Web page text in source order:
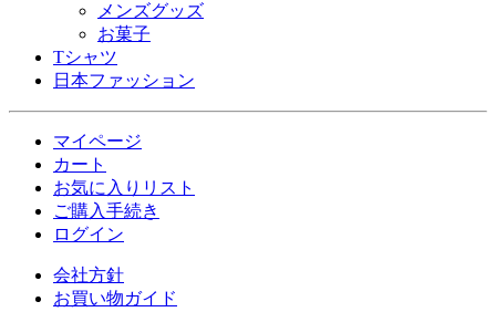
メンズグッズ
お菓子
Tシャツ
日本ファッション
マイページ
カート
お気に入りリスト
ご購入手続き
ログイン
会社方針
お買い物ガイド